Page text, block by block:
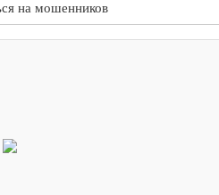
на мошенников